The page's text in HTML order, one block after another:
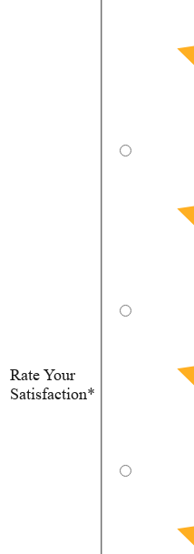
Rate Your
Satisfaction*